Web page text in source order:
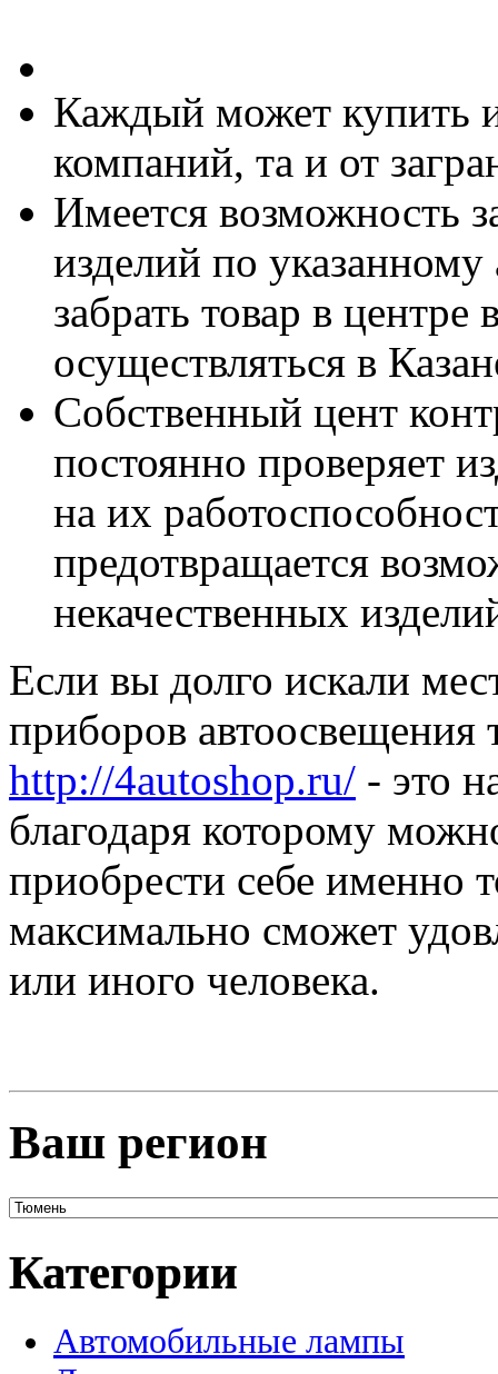
Каждый может купить
компаний, та и от
Имеется возможность
изделий по
забрать товар в
осуществляться в
Собственный цент
постоянно проверяет
на их
предотвращается
некачественных
Если вы долго искали
приборов автоосвещения
http://4autoshop.ru/ - это
благодаря которому
приобрести себе именно
максимально сможет
или иного человека.
Ваш регион
Категории
Автомобильные лампы